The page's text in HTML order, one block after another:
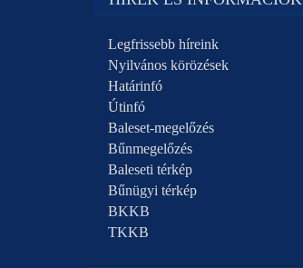
Legfrissebb híreink
Nyilvános körözések
Határinfó
Útinfó
Baleset-megelőzés
Bűnmegelőzés
Baleseti térkép
Bűnügyi térkép
BKKB
TKKB